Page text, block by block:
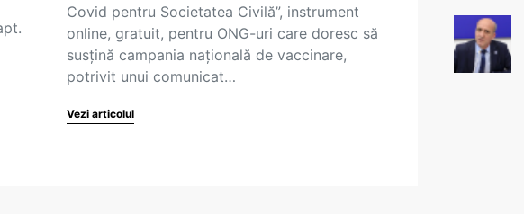
Covid pentru Societatea Civilă”, instrument
online, gratuit, pentru ONG-uri care doresc să
susțină campania națională de vaccinare,
potrivit unui comunicat…
Vezi articolul